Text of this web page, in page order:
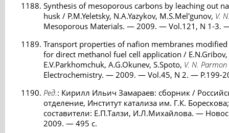
Synthesis of mesoporous carbons by leaching out
husk / P.M.Yeletsky, N.A.Yazykov, M.S.Mel'gunov, V.
Mesoporous Materials. — 2009. — Vol.121, N 1-3.
Transport properties of nafion membranes
for direct methanol fuel cell application /
E.V.Parkhomchuk, A.G.Okunev, S.Spoto, V. N. Parmon
Electrochemistry. — 2009. — Vol.45, N 2. — P.199-
Ред.: Кирилл Ильич Замараев: сборник /
отделение, Институт катализа им. Г.К.
составители: Е.П.Талзи, И.Л.Михайлова. —
2009. — 495 c.